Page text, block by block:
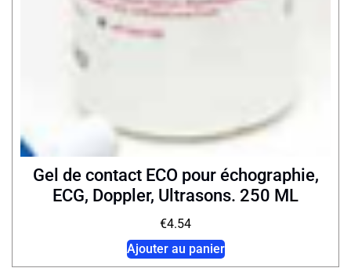
Gel de contact ECO pour échographie,
ECG, Doppler, Ultrasons. 250 ML
€4.54
Ajouter au panier